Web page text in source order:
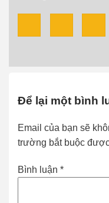
Để lại một bình
Email của bạn sẽ
trường bắt buộc
Bình luận *